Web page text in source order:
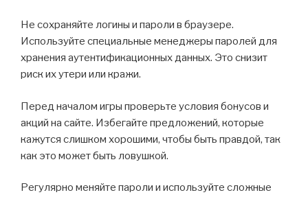
Не сохраняйте логины и пароли в браузере.
Используйте специальные менеджеры паролей для
хранения аутентификационных данных. Это снизит
риск их утери или кражи.
Перед началом игры проверьте условия бонусов и
акций на сайте. Избегайте предложений, которые
кажутся слишком хорошими, чтобы быть правдой, так
как это может быть ловушкой.
Регулярно меняйте пароли и используйте сложные